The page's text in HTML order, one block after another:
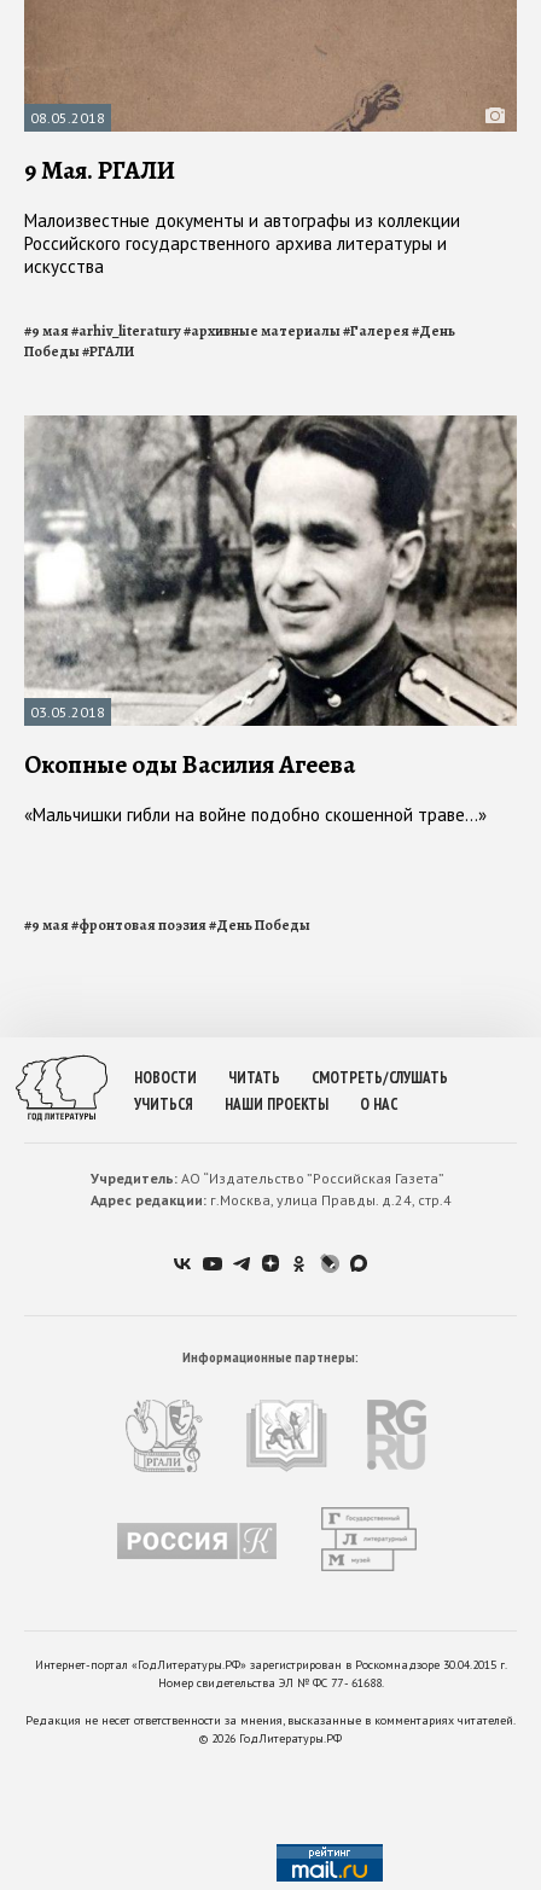
08.05.2018
9 Мая. РГАЛИ
Малоизвестные документы и автографы из коллекции
Российского государственного архива литературы и
искусства
#9 мая#arhiv_literatury#архивные материалы#Галерея#День
Победы#РГАЛИ
03.05.2018
Окопные оды Василия Агеева
«Мальчишки гибли на войне подобно скошенной траве…»
#9 мая#фронтовая поэзия#День Победы
НОВОСТИ ЧИТАТЬ
СМОТРЕТЬ/СЛУШАТЬ
УЧИТЬСЯ
НАШИ ПРОЕКТЫ О НАС
Учредитель:АО “Издательство ”Российская Газета”
Адрес редакции:г.Москва, улица Правды. д.24, стр.4
Информационные партнеры:
Интернет-портал «ГодЛитературы.РФ» зарегистрирован в Роскомнадзоре 30.04.2015 г.
Номер свидетельства ЭЛ № ФС 77 - 61688.
Редакция не несет ответственности за мнения, высказанные в комментариях читателей.
© 2026 ГодЛитературы.РФ